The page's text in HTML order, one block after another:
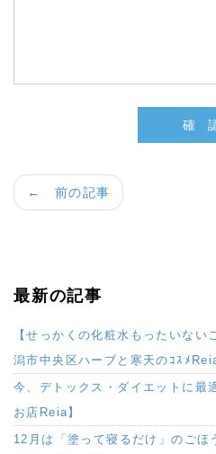
← 前の記事
最新の記事
【せっかくの化粧水もったいな
潟市中央区ハーブと寒天のｺｽﾒ
今、デトックス・ダイエットに最
お店Reia】
12月は「塗って寝るだけ」のご